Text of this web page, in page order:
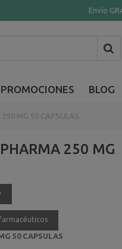
Envío
PROMOCIONES BLOG
MG 50 CAPSULAS
250 MG
50 CAPSULAS